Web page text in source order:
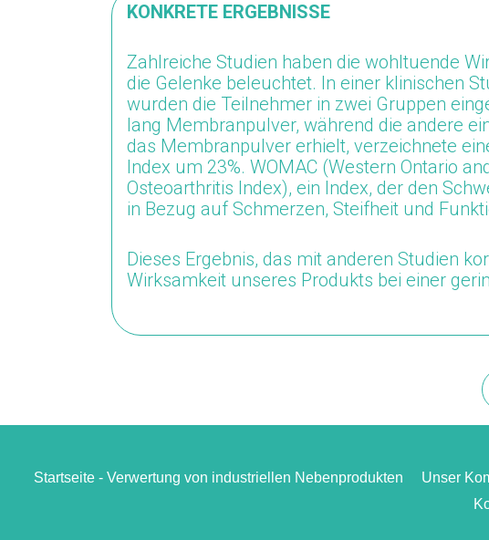
KONKRETE ERGEBNISSE
Zahlreiche Studien haben die wohltuende
die Gelenke beleuchtet. In einer klinischen
wurden die Teilnehmer in zwei Gruppen
lang Membranpulver, während die andere
das Membranpulver erhielt, verzeichnete
Index um 23%. WOMAC (Western Ontario
Osteoarthritis Index), ein Index, der den
in Bezug auf Schmerzen, Steifheit und
Dieses Ergebnis, das mit anderen Studien
Wirksamkeit unseres Produkts bei einer
Startseite - Verwertung von industriellen Nebenprodukten Unser